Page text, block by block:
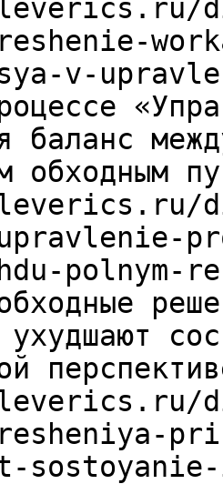
v-
баланс
обходным
polnym-
ухудшают
resheniya-